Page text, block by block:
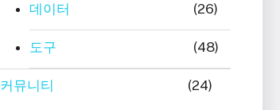
데이터 (26)
도구 (48)
커뮤니티 (24)